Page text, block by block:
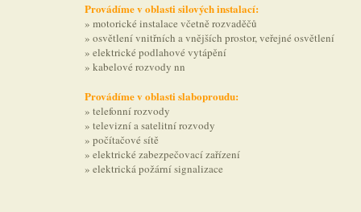
Provádíme v oblasti silových instalací:
» motorické instalace včetně rozvaděčů
» osvětlení vnitřních a vnějších prostor, veřejné osvětlení
» elektrické podlahové vytápění
» kabelové rozvody nn
Provádíme v oblasti slaboproudu:
» telefonní rozvody
» televizní a satelitní rozvody
» počítačové sítě
» elektrické zabezpečovací zařízení
» elektrická požární signalizace